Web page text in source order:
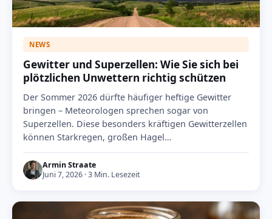
NEWS
Gewitter und Superzellen: Wie Sie sich bei
plötzlichen Unwettern richtig schützen
Der Sommer 2026 dürfte häufiger heftige Gewitter
bringen – Meteorologen sprechen sogar von
Superzellen. Diese besonders kräftigen Gewitterzellen
können Starkregen, großen Hagel…
Armin Straate
Juni 7, 2026 · 3 Min. Lesezeit